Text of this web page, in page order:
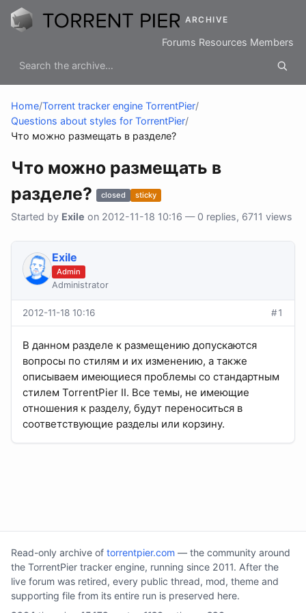
ARCHIVE
Forums Resources Members
Home/Torrent tracker engine TorrentPier/
Questions about styles for TorrentPier/
Что можно размещать в разделе?
Что можно размещать в
разделе?
closed sticky
Started by Exile on 2012-11-18 10:16 — 0 replies, 6711 views
Exile
Admin
Administrator
2012-11-18 10:16 #1
В данном разделе к размещению допускаются
вопросы по стилям и их изменению, а также
описываем имеющиеся проблемы со стандартным
стилем TorrentPier II. Все темы, не имеющие
отношения к разделу, будут переноситься в
соответствующие разделы или корзину.
Read-only archive of torrentpier.com — the community around
the TorrentPier tracker engine, running since 2011. After the
live forum was retired, every public thread, mod, theme and
supporting file from its entire run is preserved here.